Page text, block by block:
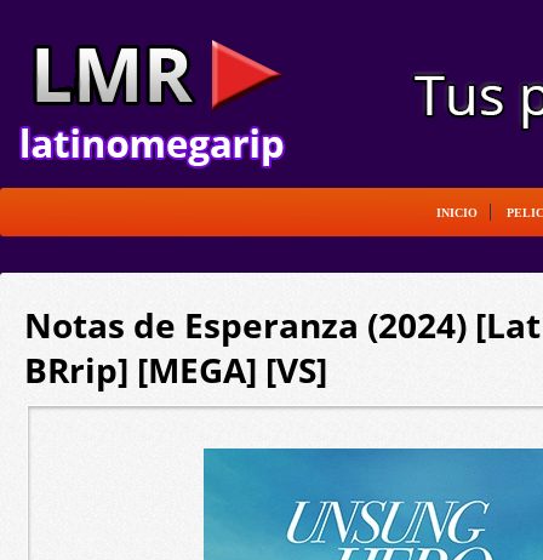
INICIO
Notas de Esperanza (2024)
BRrip] [MEGA] [VS]